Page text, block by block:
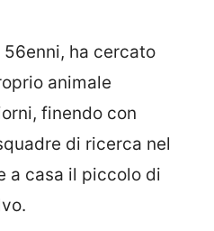
ha cercato
animale
finendo con
di ricerca nel
a casa il piccolo di